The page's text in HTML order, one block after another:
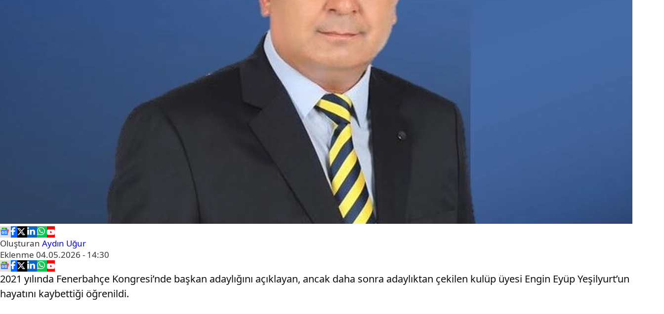
Oluşturan Aydın Uğur
Eklenme 04.05.2026 - 14:30
2021 yılında Fenerbahçe Kongresi’nde başkan adaylığını açıklayan, ancak daha sonra adaylıktan çekilen kulüp üyesi Engin Eyüp Yeşilyurt’un
hayatını kaybettiği öğrenildi.